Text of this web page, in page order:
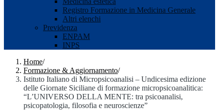
Registro Formazione in Medicina Generale
Altri elenchi
Previdenza
ENPAM
INPS
Home/
Formazione & Aggiornamento/
Istituto Italiano di Micropsicoanalisi – Undicesima edizione
delle Giornate Siciliane di formazione micropsicoanalitica:
“L’UNIVERSO DELLA MENTE: tra psicoanalisi,
psicopatologia, filosofia e neuroscienze”